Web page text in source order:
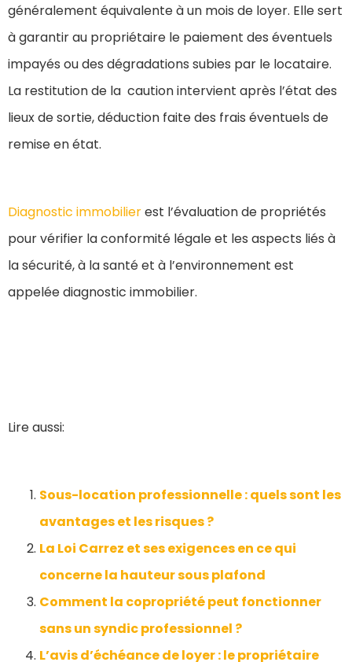
généralement équivalente à un mois de loyer. Elle sert
à garantir au propriétaire le paiement des éventuels
impayés ou des dégradations subies par le locataire.
La restitution de la caution intervient après l’état des
lieux de sortie, déduction faite des frais éventuels de
remise en état.
Diagnostic immobilierest l’évaluation de propriétés
pour vérifier la conformité légale et les aspects liés à
la sécurité, à la santé et à l’environnement est
appelée diagnostic immobilier.
Lire aussi:
Sous-location professionnelle : quels sont les
avantages et les risques ?
La Loi Carrez et ses exigences en ce qui
concerne la hauteur sous plafond
Comment la copropriété peut fonctionner
sans un syndic professionnel ?
L’avis d’échéance de loyer : le propriétaire